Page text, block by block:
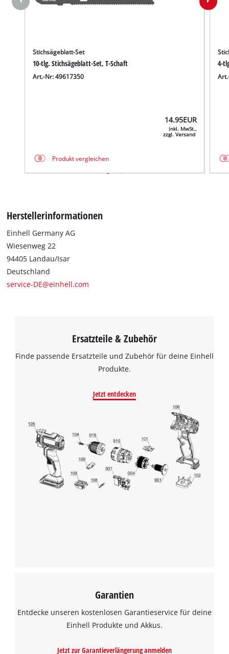
Stichsägeblatt-Set
10-tlg. Stichsägeblatt-Set, T-Schaft
Art.-Nr: 49617350
14.95EUR
inkl. MwSt.,
zzgl. Versand
Produkt vergleichen
4-
Herstellerinformationen
Einhell Germany AG
Wiesenweg 22
94405 Landau/Isar
Deutschland
service-DE@einhell.com
Ersatzteile & Zubehör
Finde passende Ersatzteile und Zubehör für deine Einhell
Produkte.
Jetzt entdecken
Garantien
Entdecke unseren kostenlosen Garantieservice für deine
Einhell Produkte und Akkus.
Jetzt zur Garantieverlängerung anmelden